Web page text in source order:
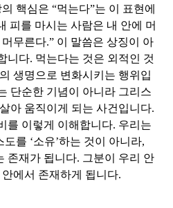
의 핵심은“먹는다”는 이 표현에
피를 마시는 사람은 내 안에 머
무른다.” 이 말씀은 상징이 아
니다. 먹는다는 것은 외적인 것
생명으로 변화시키는 행위입
단순한 기념이 아니라 그리스
아 움직이게 되는 사건입니다.
를 이렇게 이해합니다. 우리는
도를 ‘소유’하는 것이 아니라,
존재가 됩니다. 그분이 우리 안
에서 존재하게 됩니다.